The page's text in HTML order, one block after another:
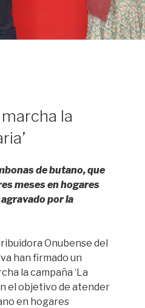
la
de butano, que
meses en hogares
por la
Onubense del
han firmado un
la campaña ‘La
el objetivo de atender
en hogares